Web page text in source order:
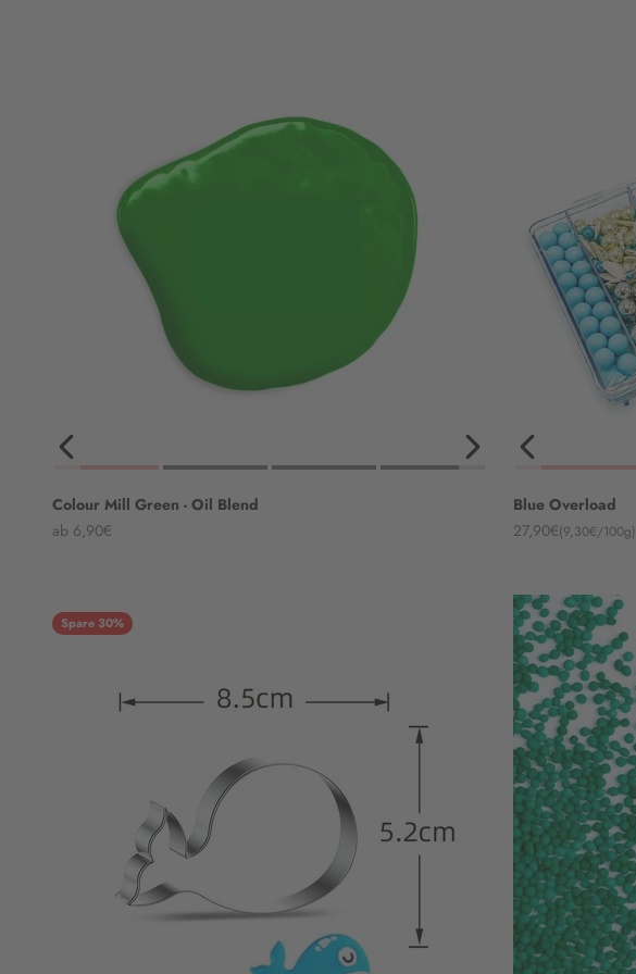
Colour Mill Green - Oil Blend
Angebot
ab 6,90€
Blue Overload
Angebot
27,90€(9,30€/100g)
Spare 30%